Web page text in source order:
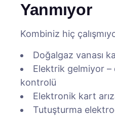
Yanmıyor
Kombiniz hiç
Doğalgaz vanası
Elektrik gelmiyor
kontrolü
Elektronik kart
Tutuşturma